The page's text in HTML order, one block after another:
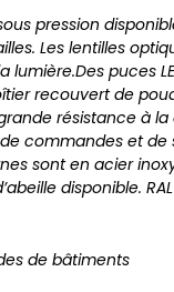
pression
Les lentilles
lumière.Des puces
recouvert de
résistance à
commandes et de
sont en acier
disponible.
de bâtiments